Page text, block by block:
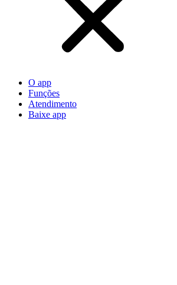
O app
Funções
Atendimento
Baixe app